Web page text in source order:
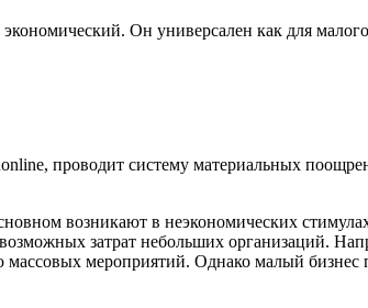
Он универсален как для
проводит систему материальных
возникают в неэкономических
затрат небольших организаций.
мероприятий. Однако малый